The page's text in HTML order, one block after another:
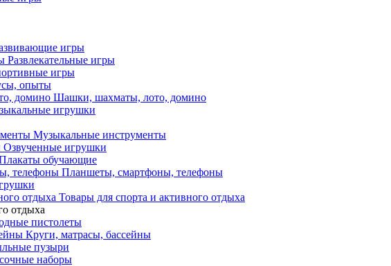
игры
Развлекательные игры
игры
опыты
Шашки, шахматы, лото, домино
игрушки
Музыкальные инструменты
Озвученные игрушки
обучающие
Планшеты, смартфоны, телефоны
Товары для спорта и активного отдыха
отдыха
пистолеты
Круги, матрасы, бассейны
пузыри
наборы